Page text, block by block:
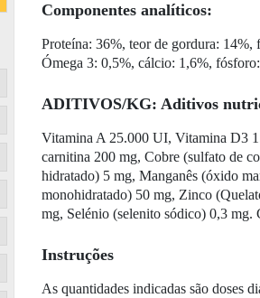
Componentes analíticos:
Proteína: 36%, teor de gordura:
Ómega 3: 0,5%, cálcio: 1,6%,
ADITIVOS/KG: Aditivos
Vitamina A 25.000 UI, Vitamina D3
carnitina 200 mg, Cobre (sulfato de
hidratado) 5 mg, Manganês (óxido
monohidratado) 50 mg, Zinco
mg, Selénio (selenito sódico) 0,3 mg.
Instruções
As quantidades indicadas são doses